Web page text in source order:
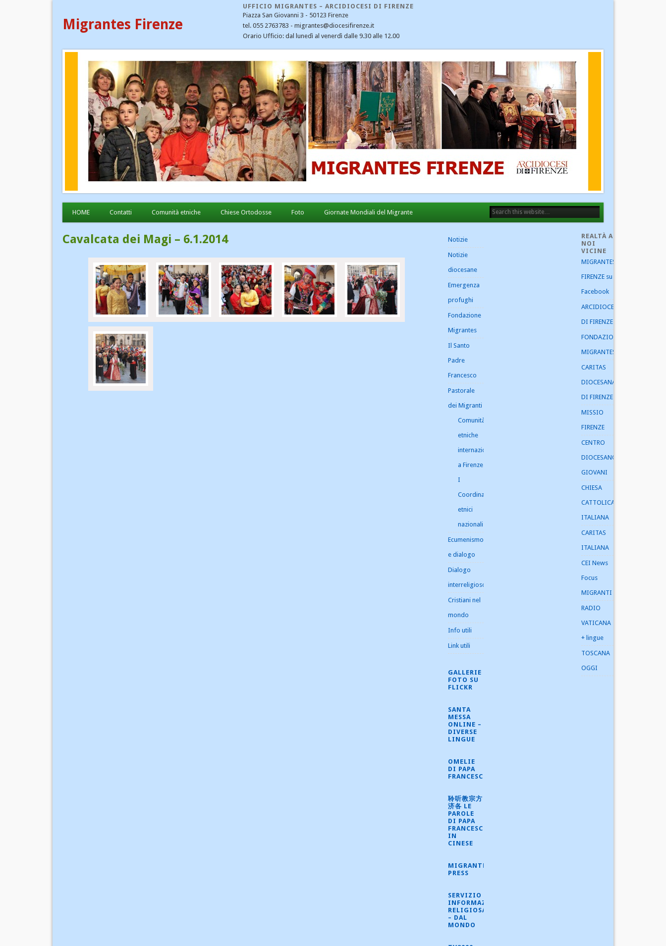
Migrantes Firenze
UFFICIO MIGRANTES – ARCIDIOCESI DI FIRENZE
Piazza San Giovanni 3 - 50123 Firenze
tel. 055 2763783 - migrantes@diocesifirenze.it
Orario Ufficio: dal lunedì al venerdì dalle 9.30 alle 12.00
Cristiani nel mondo
Dialogo interreligioso
Ecumenismo e dialogo
Emergenza profughi
Fondazione Migrantes
Il Santo Padre Francesco – notizie
Immigrazione
Notizie diocesane
HOME Contatti Comunità etniche Chiese Ortodosse Foto Giornate Mondiali del Migrante
Cavalcata dei Magi – 6.1.2014 Notizie
Notizie
diocesane
Emergenza
profughi
Fondazione
Migrantes
Il Santo
Padre
Francesco
Pastorale
dei Migranti
Comunità
etniche
internazionali
a Firenze
I
Coordinatori
etnici
nazionali
Ecumenismo
e dialogo
Dialogo
interreligioso
Cristiani nel
mondo
Info utili
Link utili
GALLERIE
FOTO SU
FLICKR
SANTA
MESSA
ONLINE –
DIVERSE
LINGUE
OMELIE
DI PAPA
FRANCESCO
聆听教宗方
济各 LE
PAROLE
DI PAPA
FRANCESCO
IN
CINESE
MIGRANTES
PRESS
SERVIZIO
INFORMAZIONE
RELIGIOSA
– DAL
MONDO
REALTÀ A
NOI
VICINE
MIGRANTES
FIRENZE su
Facebook
ARCIDIOCESI
DI FIRENZE
FONDAZIONE
MIGRANTES
CARITAS
DIOCESANA
DI FIRENZE
MISSIO
FIRENZE
CENTRO
DIOCESANO
GIOVANI
CHIESA
CATTOLICA
ITALIANA
CARITAS
ITALIANA
CEI News
Focus
MIGRANTI
RADIO
VATICANA
+ lingue
TOSCANA
OGGI